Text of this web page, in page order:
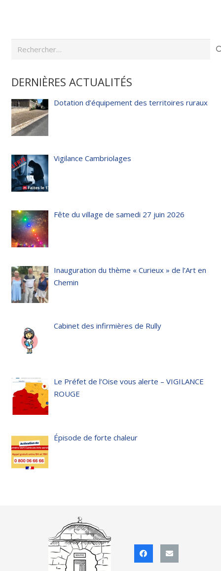
Rechercher :
DERNIÈRES ACTUALITÉS
Dotation d’équipement des territoires ruraux
Vigilance Cambriolages
Fête du village de samedi 27 juin 2026
Inauguration du thème « Curieux » de l’Art en
Chemin
Cabinet des infirmières de Rully
Le Préfet de l’Oise vous alerte – VIGILANCE
ROUGE
Épisode de forte chaleur